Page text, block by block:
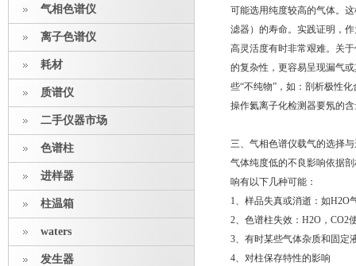
气相色谱仪
离子色谱仪
耗材
质谱仪
二手仪器市场
色谱柱
进样器
柱温箱
waters
发生器
可能选用纯度较高的气体。
滤器）的寿命。实践证明，
高灵活度有时非常艰难。关
的复杂性，更容易呈现漏气
些“不纯物”，如：剖析极性
操作氦离子化检测器要氖的
三、气相色谱仪载气的选择
气体纯度低的不良影响依据
响有以下几种可能：
1、样品失真或消逝：如H2O
2、色谱柱失效：H2O，CO2
3、有时某些气体杂质和固定
4、对柱保存特性的影响